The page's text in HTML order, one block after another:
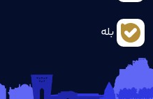
بله